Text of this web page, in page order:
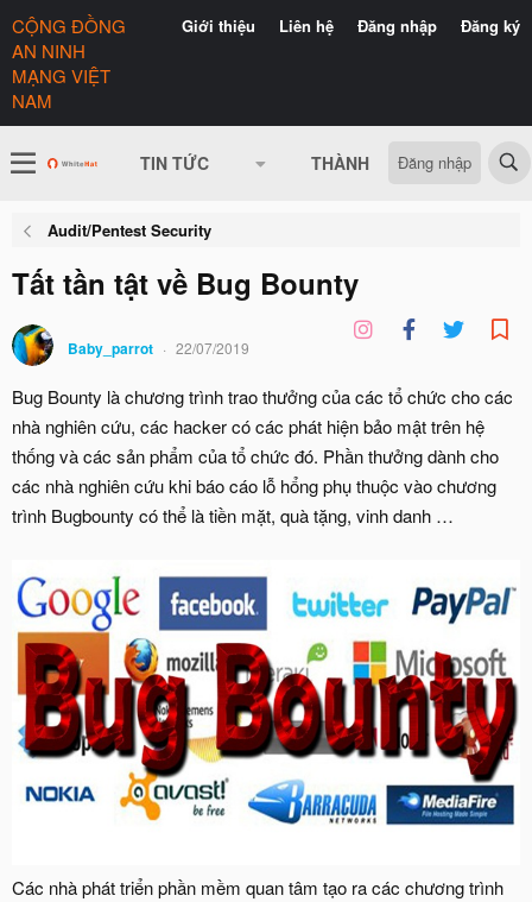
Giới thiệu Liên hệ Đăng nhập Đăng ký
CỘNG ĐỒNG
AN NINH
MẠNG VIỆT
NAM
TIN TỨC THÀNH VIÊN CÓ GÌ
Đăng nhập
Audit/Pentest Security
Tất tần tật về Bug Bounty
Baby_parrot 22/07/2019
Bug Bounty là chương trình trao thưởng của các tổ chức cho các
nhà nghiên cứu, các hacker có các phát hiện bảo mật trên hệ
thống và các sản phẩm của tổ chức đó. Phần thưởng dành cho
các nhà nghiên cứu khi báo cáo lỗ hổng phụ thuộc vào chương
trình Bugbounty có thể là tiền mặt, quà tặng, vinh danh …
Các nhà phát triển phần mềm quan tâm tạo ra các chương trình